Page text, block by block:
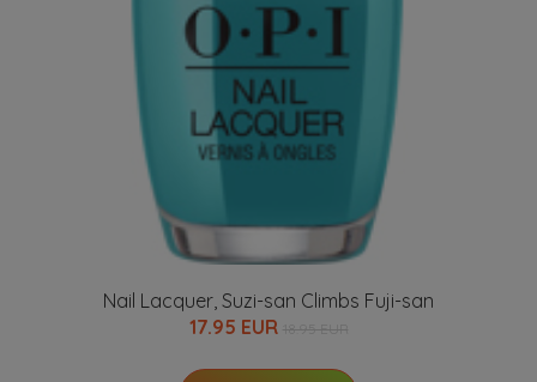
Nail Lacquer, Suzi-san Climbs Fuji-san
17.95 EUR